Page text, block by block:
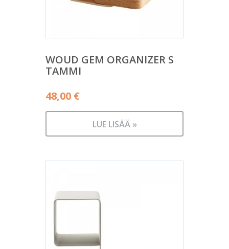
WOUD GEM ORGANIZER S
TAMMI
48,00 €
LUE LISÄÄ »